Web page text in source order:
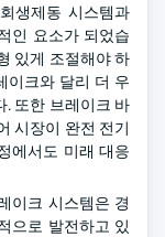
생제동 시스템과
인 요소가 되었습
있게 조절해야 하
이크와 달리 더 우
. 또한 브레이크 바
시장이 완전 전기
에서도 미래 대응
이크 시스템은 경
으로 발전하고 있